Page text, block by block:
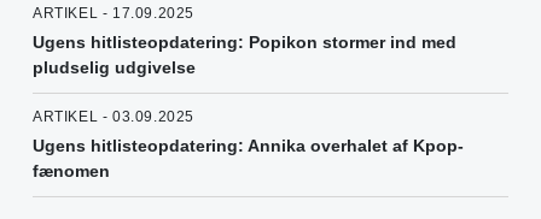
ARTIKEL - 17.09.2025
Ugens hitlisteopdatering: Popikon stormer ind med
pludselig udgivelse
ARTIKEL - 03.09.2025
Ugens hitlisteopdatering: Annika overhalet af Kpop-
fænomen